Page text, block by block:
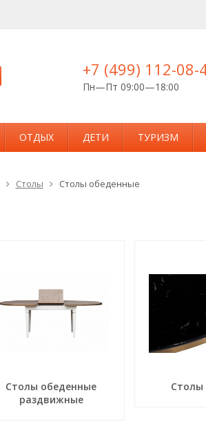
+7 (499) 112-08-
Пн—Пт 09:00—18:00
ОТДЫХ ДЕТИ ТУРИЗМ
Столы Столы обеденные
Столы обеденные
раздвижные
Столы